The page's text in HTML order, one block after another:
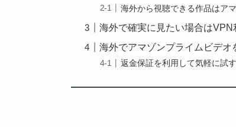
海外から視聴できる作品はア
海外で確実に見たい場合はVPN
海外でアマゾンプライムビデ
返金保証を利用して気軽に試